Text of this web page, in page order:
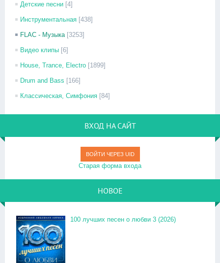
Детские песни [4]
Инструментальная [438]
FLAC - Музыка [3253]
Видео клипы [6]
House, Trance, Electro [1899]
Drum and Bass [166]
Классическая, Симфония [84]
ВХОД НА САЙТ
ВОЙТИ ЧЕРЕЗ UID
Старая форма входа
НОВОЕ
100 лучших песен о любви 3 (2026)